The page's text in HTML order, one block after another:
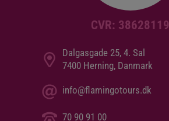
CVR: 38628119
Dalgasgade 25, 4. Sal
7400 Herning, Danmark
info@flamingotours.dk
70 90 91 00